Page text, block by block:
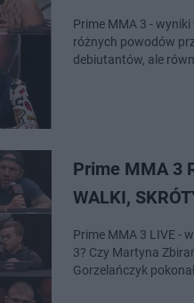
Prime MMA 3 -
różnych powodów
debiutantów, ale
Prime MMA 3
WALKI,
Prime MMA 3 LIVE -
3? Czy Martyna
Gorzelańczyk